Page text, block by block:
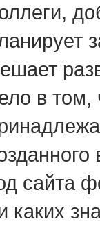
в том,
сайта
каких